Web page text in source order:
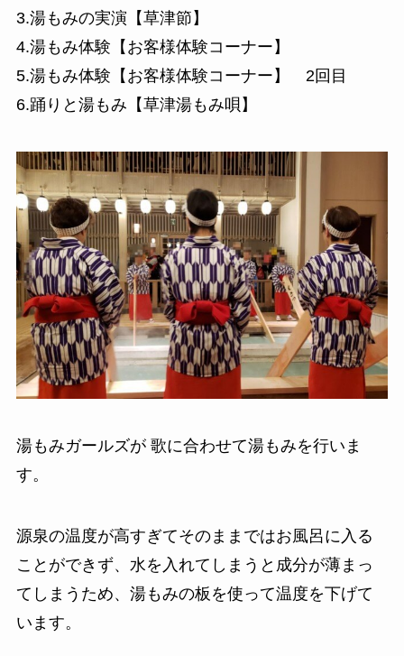
3.湯もみの実演【草津節】
4.湯もみ体験【お客様体験コーナー】
5.湯もみ体験【お客様体験コーナー】 2回目
6.踊りと湯もみ【草津湯もみ唄】
湯もみガールズが 歌に合わせて湯もみを行いま
す。
源泉の温度が高すぎてそのままではお風呂に入る
ことができず、水を入れてしまうと成分が薄まっ
てしまうため、湯もみの板を使って温度を下げて
います。